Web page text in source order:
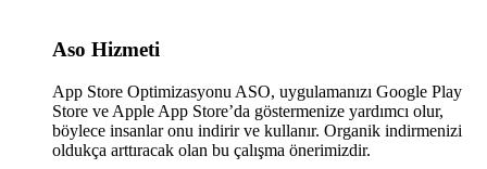
Aso Hizmeti
App Store Optimizasyonu ASO, uygulamanızı Google Play
Store ve Apple App Store’da göstermenize yardımcı olur,
böylece insanlar onu indirir ve kullanır. Organik indirmenizi
oldukça arttıracak olan bu çalışma önerimizdir.